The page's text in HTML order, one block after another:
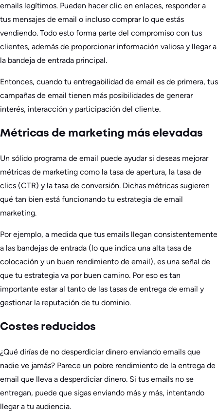
emails legítimos. Pueden hacer clic en enlaces, responder a
tus mensajes de email o incluso comprar lo que estás
vendiendo. Todo esto forma parte del compromiso con tus
clientes, además de proporcionar información valiosa y llegar a
la bandeja de entrada principal.
Entonces, cuando tu entregabilidad de email es de primera, tus
campañas de email tienen más posibilidades de generar
interés, interacción y participación del cliente.
Métricas de marketing más elevadas
Un sólido programa de email puede ayudar si deseas mejorar
métricas de marketing como la tasa de apertura, la tasa de
clics (CTR) y la tasa de conversión. Dichas métricas sugieren
qué tan bien está funcionando tu estrategia de email
marketing.
Por ejemplo, a medida que tus emails llegan consistentemente
a las bandejas de entrada (lo que indica una alta tasa de
colocación y un buen rendimiento de email), es una señal de
que tu estrategia va por buen camino. Por eso es tan
importante estar al tanto de las tasas de entrega de email y
gestionar la reputación de tu dominio.
Costes reducidos
¿Qué dirías de no desperdiciar dinero enviando emails que
nadie ve jamás? Parece un pobre rendimiento de la entrega de
email que lleva a desperdiciar dinero. Si tus emails no se
entregan, puede que sigas enviando más y más, intentando
llegar a tu audiencia.